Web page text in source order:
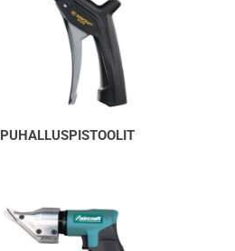
PUHALLUSPISTOOLIT